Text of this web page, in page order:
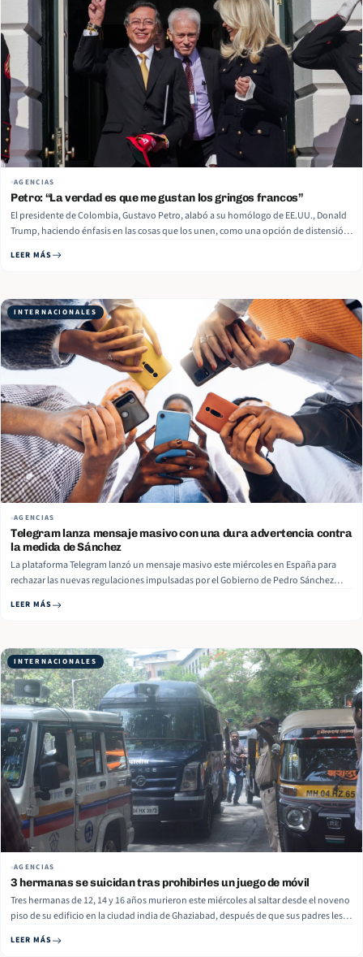
AGENCIAS
Petro: “La verdad es que me gustan los gringos francos”
El presidente de Colombia, Gustavo Petro, alabó a su homólogo de EE.UU., Donald
Trump, haciendo énfasis en las cosas que los unen, como una opción de distensión
gustan los gringos francos, que digan lo… Read More
LEER MÁS
INTERNACIONALES
AGENCIAS
Telegram lanza mensaje masivo con una dura advertencia contra
la medida de Sánchez
La plataforma Telegram lanzó un mensaje masivo este miércoles en España para
rechazar las nuevas regulaciones impulsadas por el Gobierno de Pedro Sánchez
el servicio de mensajería replicó las advertencias de su fundador,… Read More
LEER MÁS
INTERNACIONALES
AGENCIAS
3 hermanas se suicidan tras prohibirles un juego de móvil
Tres hermanas de 12, 14 y 16 años murieron este miércoles al saltar desde el noveno
piso de su edificio en la ciudad india de Ghaziabad, después de que sus padres les
informan medios… Read More
LEER MÁS